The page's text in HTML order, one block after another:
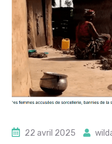
22 avril 2025